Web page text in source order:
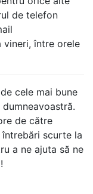
de telefon
vineri, între orele
cele mai bune
de către
întrebări scurte la
a ne ajuta să ne